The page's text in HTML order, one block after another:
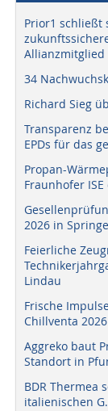
Prior1 schließt
Allianzmitglied
34
Richard Sieg
Transparenz
EPDs für das
Propan-
Fraunhofer
2026 in Springe
Feierliche
Lindau
Frische
Chillventa 2026
Aggreko baut
Standort in
BDR Thermea
italienischen